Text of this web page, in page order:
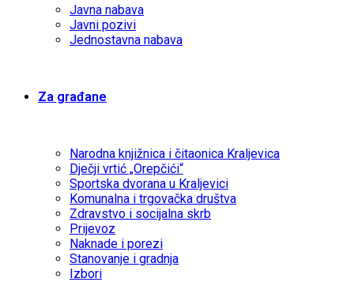
Javna nabava
Javni pozivi
Jednostavna nabava
Za građane
Narodna knjižnica i čitaonica Kraljevica
Dječji vrtić „Orepčići“
Sportska dvorana u Kraljevici
Komunalna i trgovačka društva
Zdravstvo i socijalna skrb
Prijevoz
Naknade i porezi
Stanovanje i gradnja
Izbori